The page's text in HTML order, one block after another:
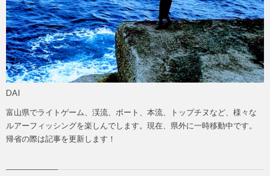
DAI
富山県でライトゲーム、渓流、ボート、本流、トップチヌなど、様々な
ルアーフィッシングを楽しんでします。現在、県外に一時移動中です。
帰省の際は記事を更新します！